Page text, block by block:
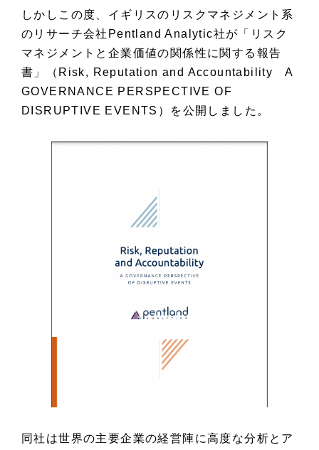
しかしこの度、イギリスのリスクマネジメント系
のリサーチ会社Pentland Analytic社が「リスク
マネジメントと企業価値の関係性に関する報告
書」（Risk, Reputation and Accountability A
GOVERNANCE PERSPECTIVE OF
DISRUPTIVE EVENTS）を公開しました。
同社は世界の主要企業の経営陣に高度な分析とア